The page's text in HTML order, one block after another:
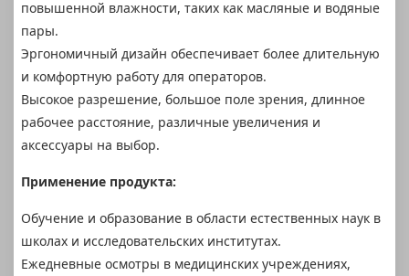
повышенной влажности, таких как масляные и водяные
пары.
Эргономичный дизайн обеспечивает более длительную
и комфортную работу для операторов.
Высокое разрешение, большое поле зрения, длинное
рабочее расстояние, различные увеличения и
аксессуары на выбор.
Применение продукта:
Обучение и образование в области естественных наук в
школах и исследовательских институтах.
Ежедневные осмотры в медицинских учреждениях,